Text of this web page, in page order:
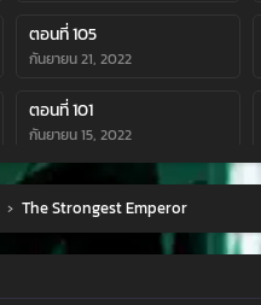
ตอนที่ 105
กันยายน 21, 2022
ตอนที่ 101
กันยายน 15, 2022
ตอนที่ 97
กันยายน 11, 2022
ตอนที่ 93
› The Strongest Emperor